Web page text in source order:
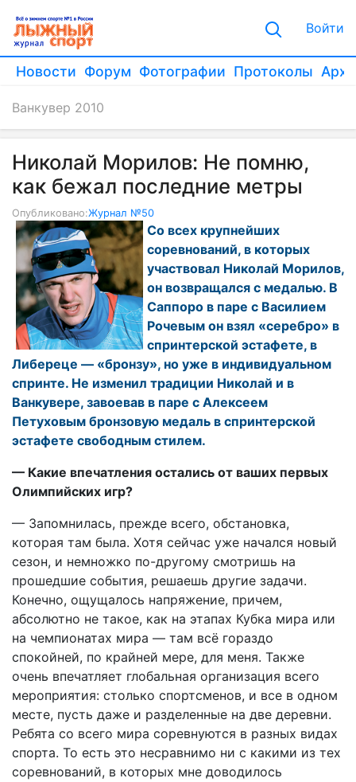
Войти
Новости Форум Фотографии Протоколы
Ванкувер 2010
Николай Морилов: Не помню,
как бежал последние метры
Опубликовано:Журнал №50
Со всех крупнейших
соревнований, в которых
участвовал Николай Морилов,
он возвращался с медалью. В
Саппоро в паре с Василием
Рочевым он взял «серебро» в
спринтерской эстафете, в
Либереце — «бронзу», но уже в индивидуальном
спринте. Не изменил традиции Николай и в
Ванкувере, завоевав в паре с Алексеем
Петуховым бронзовую медаль в спринтерской
эстафете свободным стилем.
— Какие впечатления остались от ваших первых
Олимпийских игр?
— Запомнилась, прежде всего, обстановка,
которая там была. Хотя сейчас уже начался новый
сезон, и немножко по-другому смотришь на
прошедшие события, решаешь другие задачи.
Конечно, ощущалось напряжение, причем,
абсолютно не такое, как на этапах Кубка мира или
на чемпионатах мира — там всё гораздо
спокойней, по крайней мере, для меня. Также
очень впечатляет глобальная организация всего
мероприятия: столько спортсменов, и все в одном
месте, пусть даже и разделенные на две деревни.
Ребята со всего мира соревнуются в разных видах
спорта. То есть это несравнимо ни с какими из тех
соревнований, в которых мне доводилось